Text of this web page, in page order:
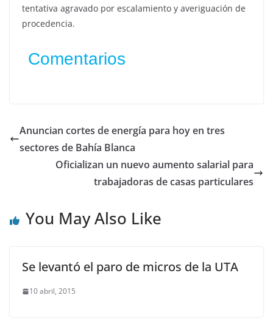
tentativa agravado por escalamiento y averiguación de
procedencia.
Comentarios
Anuncian cortes de energía para hoy en tres
sectores de Bahía Blanca
Oficializan un nuevo aumento salarial para
trabajadoras de casas particulares
You May Also Like
Se levantó el paro de micros de la UTA
10 abril, 2015